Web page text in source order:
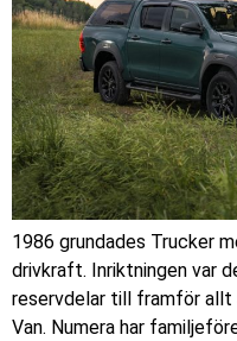
1986 grundades Trucker
drivkraft. Inriktningen var
reservdelar till framför allt
Van. Numera har